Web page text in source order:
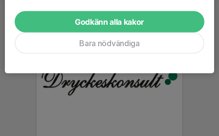
Godkänn alla kakor
Bara nödvändiga